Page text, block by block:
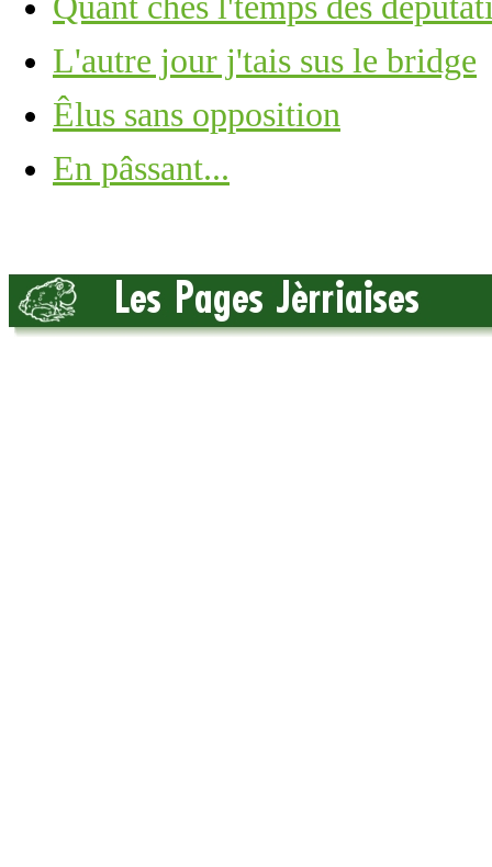
L'autre jour j'tais sus le bridge
Êlus sans opposition
En pâssant...